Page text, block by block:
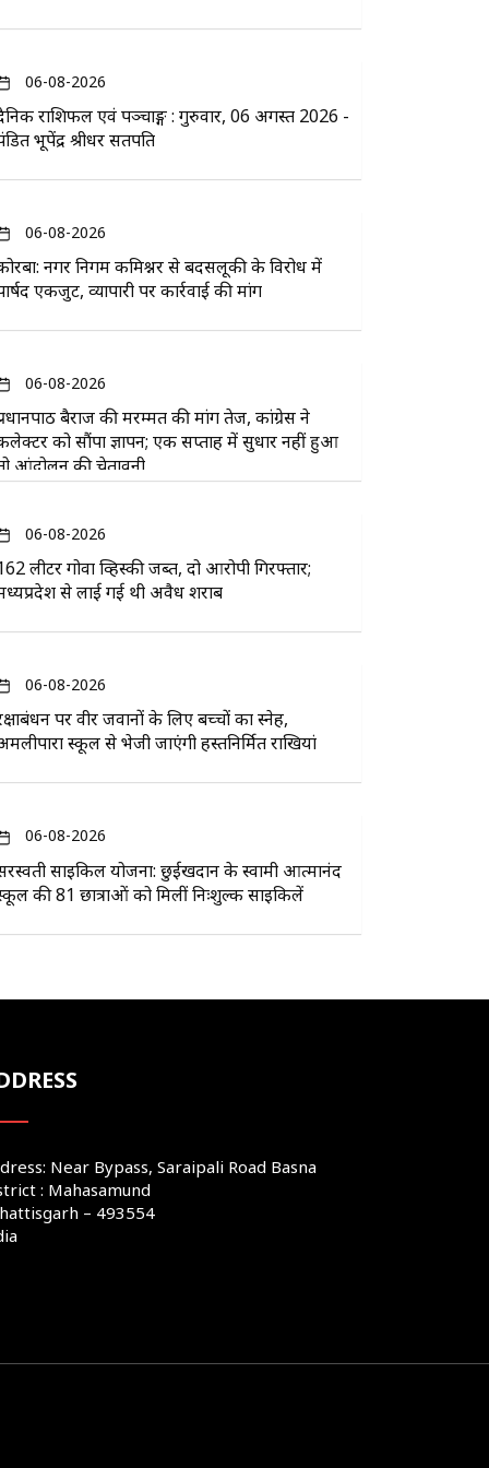
06-08-2026
राशिफल एवं पञ्चाङ्ग : गुरुवार, 06 अगस्त 2026 -
भूपेंद्र श्रीधर सतपति
06-08-2026
नगर निगम कमिश्नर से बदसलूकी के विरोध में
एकजुट, व्यापारी पर कार्रवाई की मांग
06-08-2026
बैराज की मरम्मत की मांग तेज, कांग्रेस ने
को सौंपा ज्ञापन; एक सप्ताह में सुधार नहीं हुआ
आंदोलन की चेतावनी
06-08-2026
लीटर गोवा व्हिस्की जब्त, दो आरोपी गिरफ्तार;
से लाई गई थी अवैध शराब
06-08-2026
पर वीर जवानों के लिए बच्चों का स्नेह,
स्कूल से भेजी जाएंगी हस्तनिर्मित राखियां
06-08-2026
साइकिल योजना: छुईखदान के स्वामी आत्मानंद
की 81 छात्राओं को मिलीं निःशुल्क साइकिलें
Near Bypass, Saraipali Road Basna
: Mahasamund
– 493554